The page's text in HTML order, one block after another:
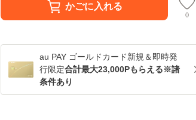
かごに入れる
0
au PAY ゴールドカード新規＆即時発
行限定合計最大23,000Pもらえる※諸
条件あり